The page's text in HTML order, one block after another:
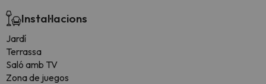
Instal·lacions
Jardí
Terrassa
Saló amb TV
Zona de juegos